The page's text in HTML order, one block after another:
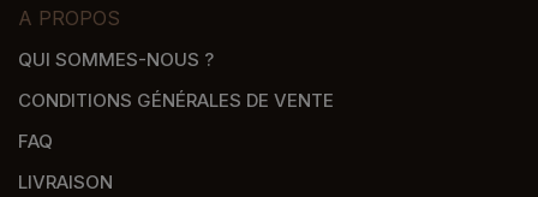
A PROPOS
QUI SOMMES-NOUS ?
CONDITIONS GÉNÉRALES DE VENTE
FAQ
LIVRAISON